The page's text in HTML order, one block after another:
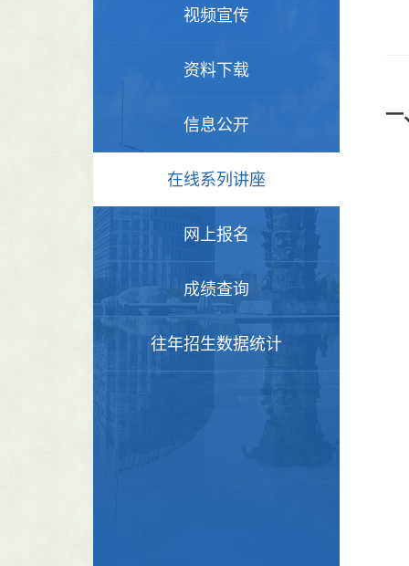
视频宣传
资料下载
信息公开
在线系列讲座
网上报名
成绩查询
往年招生数据统计
一